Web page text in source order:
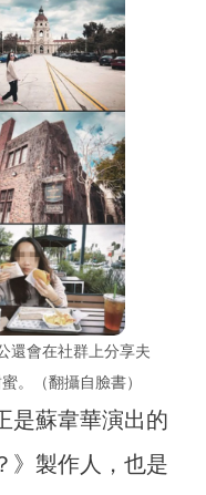
還會在社群上分享夫
。（翻攝自臉書）
是蘇韋華演出的
》製作人，也是